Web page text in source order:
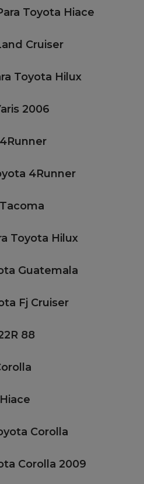
Toyota Hiace
Cruiser
Toyota Hilux
2006
4Runner
Toyota Hilux
Guatemala
Fj Cruiser
88
Corolla
Corolla 2009